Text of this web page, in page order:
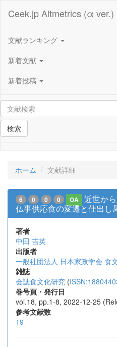
Ceek.jp Altmetrics (α ver.)
文献ランキング
新着文献
新着投稿
検索
ホーム 文献詳細
6 0 0 0 OA
近世か
仏事供応食の変遷と仕出し
著者
中田 吉英
出版者
一般社団法人 日本家政学会 食
雑誌
会誌食文化研究 (
巻号頁・発行日
vol.18, pp.1-8, 2022-12-25
参考文献数
19